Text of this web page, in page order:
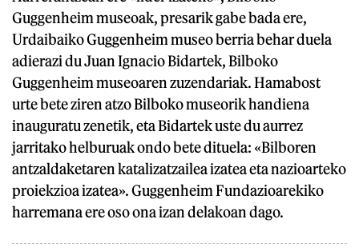
Guggenheim museoak, presarik gabe bada ere,
Urdaibaiko Guggenheim museo berria behar duela
adierazi du Juan Ignacio Bidartek, Bilboko
Guggenheim museoaren zuzendariak. Hamabost
urte bete ziren atzo Bilboko museorik handiena
inauguratu zenetik, eta Bidartek uste du aurrez
jarritako helburuak ondo bete dituela: «Bilboren
antzaldaketaren katalizatzailea izatea eta nazioarteko
proiekzioa izatea». Guggenheim Fundazioarekiko
harremana ere oso ona izan delakoan dago.